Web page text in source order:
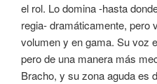
el rol. Lo domina -hasta
regia- dramáticamente, pero
volumen y en gama. Su voz
pero de una manera más
Bracho, y su zona aguda es